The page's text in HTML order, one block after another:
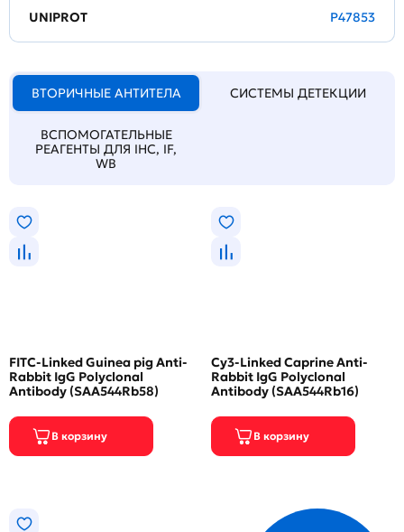
UNIPROT P47853
ВТОРИЧНЫЕ АНТИТЕЛА СИСТЕМЫ ДЕТЕКЦИИ
ВСПОМОГАТЕЛЬНЫЕ
РЕАГЕНТЫ ДЛЯ IHC, IF,
WB
FITC-Linked Guinea pig Anti-
Rabbit IgG Polyclonal
Antibody (SAA544Rb58)
Cy3-Linked Caprine Anti-
Rabbit IgG Polyclonal
Antibody (SAA544Rb16)